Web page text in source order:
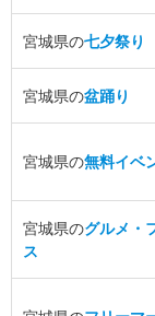
宮城県の七夕祭り
宮城県の盆踊り
宮城県の無料イベ
宮城県のグルメ・
ス